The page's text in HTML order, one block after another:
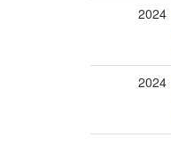
2024
2024